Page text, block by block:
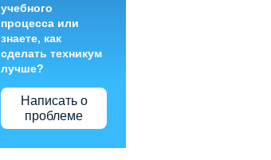
учебного
процесса или
знаете, как
сделать техникум
лучше?
Написать о
проблеме